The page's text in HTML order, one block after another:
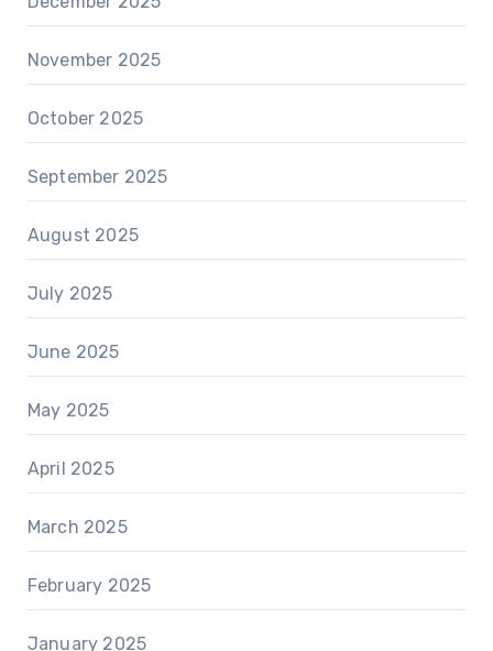
November 2025
October 2025
September 2025
August 2025
July 2025
June 2025
May 2025
April 2025
March 2025
February 2025
January 2025